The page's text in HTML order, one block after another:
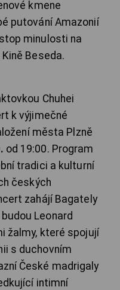
kmene
putování Amazonií
minulosti na
Beseda.
Chuhei
k výjimečné
města Plzně
od 19:00. Program
tradici a kulturní
českých
zahájí Bagately
Leonard
žalmy, které spojují
s duchovním
České madrigaly
intimní